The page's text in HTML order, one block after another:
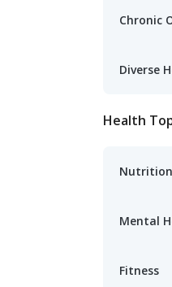
Chronic
Diverse
Health
Nutrition
Mental
Fitness